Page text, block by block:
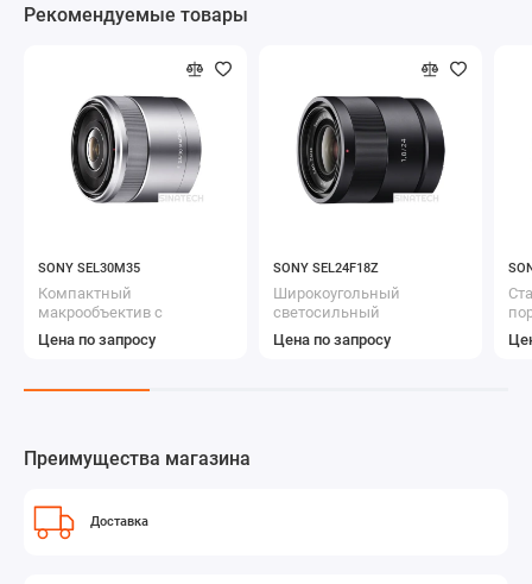
Рекомендуемые товары
SONY SEL30M35
Компактный
макрообъектив с
фиксированным
фокусным расстоянием
Цена по запросу
SONY SEL24F18Z
Широкоугольный
светосильный
дискретный объектив
ZEISS Sonnar
Цена по запросу
Преимущества магазина
Доставка